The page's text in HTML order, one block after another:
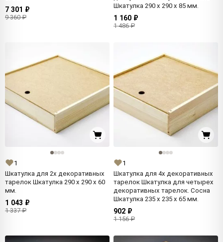
7 301 ₽
9 360 ₽
Шкатулка 290 x 290 x 85 мм.
1 160 ₽
1 486 ₽
1
Шкатулка для 2х декоративных
тарелок Шкатулка 290 x 290 x 60
мм.
1 043 ₽
1 337 ₽
1
Шкатулка для 4х декоративных
тарелок Шкатулка для четырех
декоративных тарелок. Сосна
Шкатулка 235 x 235 x 65 мм.
902 ₽
1 156 ₽